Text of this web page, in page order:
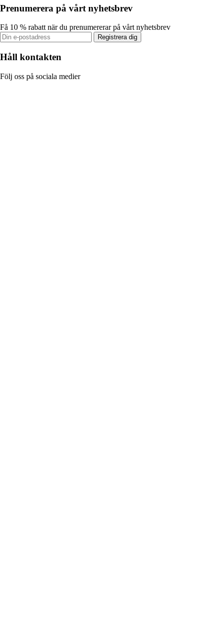
Prenumerera på vårt nyhetsbrev
Få 10 % rabatt när du prenumererar på vårt nyhetsbrev
Registrera dig
Håll kontakten
Följ oss på sociala medier